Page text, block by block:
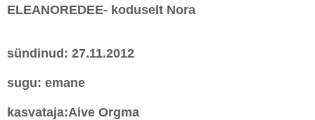
ELEANOREDEE- koduselt Nora
sündinud: 27.11.2012
sugu: emane
kasvataja:Aive Orgma